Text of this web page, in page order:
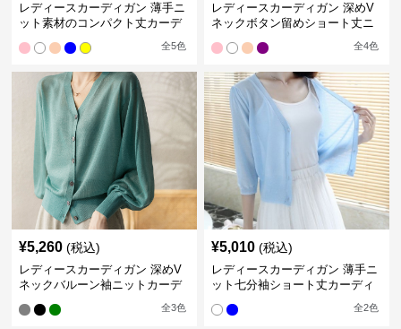
レディースカーディガン 薄手ニ
ット素材のコンパクト丈カーデ
全5色
レディースカーディガン 深めV
ネックボタン留めショート丈ニ
全4色
¥5,260 (税込)
レディースカーディガン 深めV
ネックバルーン袖ニットカーデ
全3色
¥5,010 (税込)
レディースカーディガン 薄手ニ
ット七分袖ショート丈カーディ
全2色